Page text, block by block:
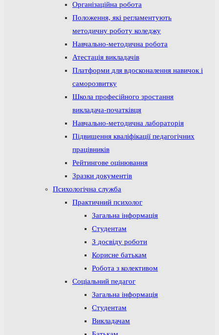
Організаційна робота
Положення, які регламентують
методичну роботу коледжу
Навчально-методична робота
Атестація викладачів
Платформи для вдосконалення навичок і
саморозвитку
Школа професійного зростання
викладача-початківця
Навчально-методична лабораторія
Підвищення кваліфікації педагогічних
працівників
Рейтингове оцінювання
Зразки документів
Психологічна служба
Практичний психолог
Загальна інформація
Студентам
З досвіду роботи
Корисне батькам
Робота з колективом
Соціальний педагог
Загальна інформація
Студентам
Викладачам